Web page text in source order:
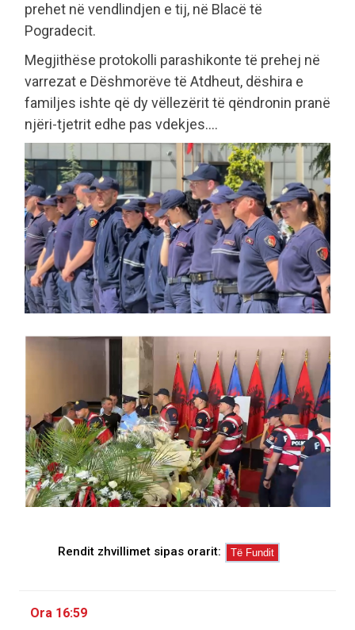
prehet në vendlindjen e tij, në Blacë të
Pogradecit.
Megjithëse protokolli parashikonte të prehej në
varrezat e Dëshmorëve të Atdheut, dëshira e
familjes ishte që dy vëllezërit të qëndronin pranë
njëri-tjetrit edhe pas vdekjes....
Rendit zhvillimet sipas orarit:
Ora 16:59